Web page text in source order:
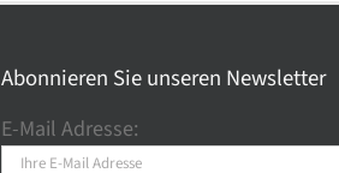
Abonnieren Sie unseren Newsletter
E-Mail Adresse: